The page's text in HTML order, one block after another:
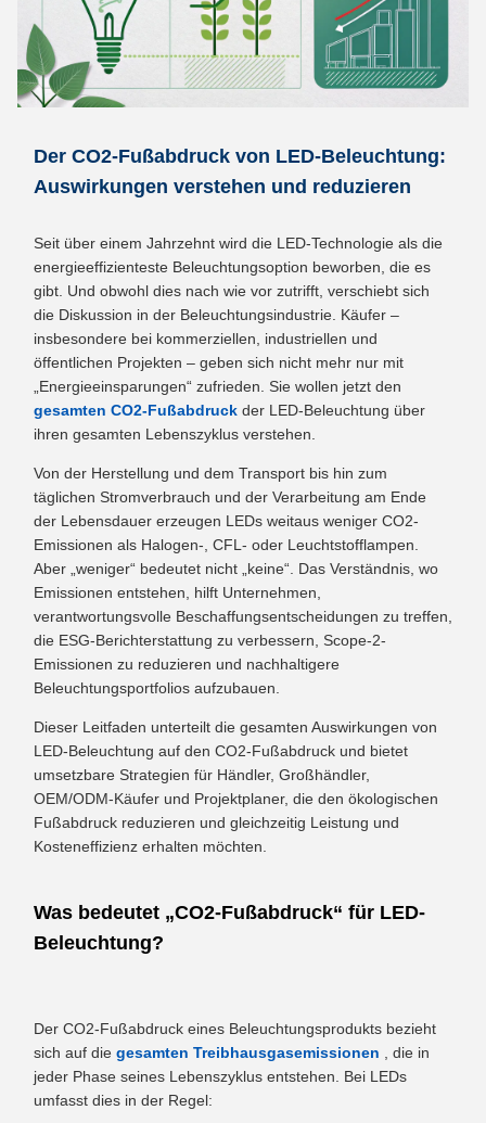
Der CO2-Fußabdruck von LED-Beleuchtung:
Auswirkungen verstehen und reduzieren
Seit über einem Jahrzehnt wird die LED-Technologie als die
energieeffizienteste Beleuchtungsoption beworben, die es
gibt. Und obwohl dies nach wie vor zutrifft, verschiebt sich
die Diskussion in der Beleuchtungsindustrie. Käufer –
insbesondere bei kommerziellen, industriellen und
öffentlichen Projekten – geben sich nicht mehr nur mit
„Energieeinsparungen“ zufrieden. Sie wollen jetzt den
gesamten CO2-Fußabdruck der LED-Beleuchtung über
ihren gesamten Lebenszyklus verstehen.
Von der Herstellung und dem Transport bis hin zum
täglichen Stromverbrauch und der Verarbeitung am Ende
der Lebensdauer erzeugen LEDs weitaus weniger CO2-
Emissionen als Halogen-, CFL- oder Leuchtstofflampen.
Aber „weniger“ bedeutet nicht „keine“. Das Verständnis, wo
Emissionen entstehen, hilft Unternehmen,
verantwortungsvolle Beschaffungsentscheidungen zu treffen,
die ESG-Berichterstattung zu verbessern, Scope-2-
Emissionen zu reduzieren und nachhaltigere
Beleuchtungsportfolios aufzubauen.
Dieser Leitfaden unterteilt die gesamten Auswirkungen von
LED-Beleuchtung auf den CO2-Fußabdruck und bietet
umsetzbare Strategien für Händler, Großhändler,
OEM/ODM-Käufer und Projektplaner, die den ökologischen
Fußabdruck reduzieren und gleichzeitig Leistung und
Kosteneffizienz erhalten möchten.
Was bedeutet „CO2-Fußabdruck“ für LED-
Beleuchtung?
Der CO2-Fußabdruck eines Beleuchtungsprodukts bezieht
sich auf die gesamten Treibhausgasemissionen , die in
jeder Phase seines Lebenszyklus entstehen. Bei LEDs
umfasst dies in der Regel: